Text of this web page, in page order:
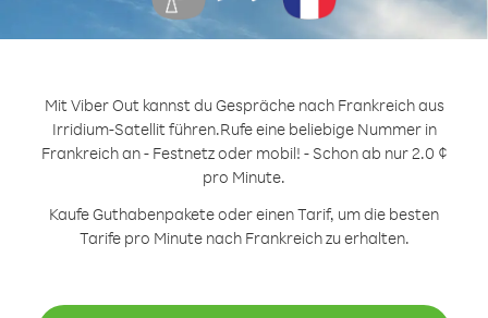
Mit Viber Out kannst du Gespräche nach Frankreich aus
Irridium-Satellit führen.Rufe eine beliebige Nummer in
Frankreich an - Festnetz oder mobil! - Schon ab nur 2.0 ¢
pro Minute.
Kaufe Guthabenpakete oder einen Tarif, um die besten
Tarife pro Minute nach Frankreich zu erhalten.